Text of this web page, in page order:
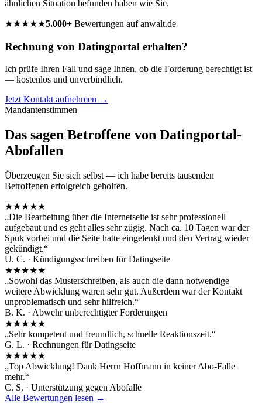
ähnlichen Situation befunden haben wie Sie.
★★★★★5.000+ Bewertungen auf anwalt.de
Rechnung von Datingportal erhalten?
Ich prüfe Ihren Fall und sage Ihnen, ob die Forderung berechtigt ist
— kostenlos und unverbindlich.
Jetzt Kontakt aufnehmen →
Mandantenstimmen
Das sagen Betroffene von Datingportal-
Abofallen
Überzeugen Sie sich selbst — ich habe bereits tausenden
Betroffenen erfolgreich geholfen.
★★★★★
„Die Bearbeitung über die Internetseite ist sehr professionell
aufgebaut und es geht alles sehr zügig. Nach ca. 10 Tagen war der
Spuk vorbei und die Seite hatte eingelenkt und den Vertrag wieder
gekündigt.“
U. C. · Kündigungsschreiben für Datingseite
★★★★★
„Sowohl das Musterschreiben, als auch die dann notwendige
weitere Abwicklung waren sehr gut. Außerdem war der Kontakt
unproblematisch und sehr hilfreich.“
B. K. · Abwehr unberechtigter Forderungen
★★★★★
„Sehr kompetent und freundlich, schnelle Reaktionszeit.“
G. L. · Rechnungen für Datingseite
★★★★★
„Top Abwicklung! Dank Herrn Hoffmann in keiner Abo-Falle
mehr.“
C. S. · Unterstützung gegen Abofalle
Alle Bewertungen lesen →